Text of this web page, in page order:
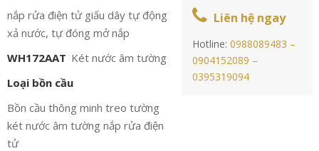
nắp rửa điện tử giấu dây tự động
xả nước, tự đóng mở nắp
WH172AAT Két nước âm tường
Loại bồn cầu
Bồn cầu thông minh treo tường
két nước âm tường nắp rửa điện
tử
Liên hệ ngay
Hotline:0988089483 –
0904152089 –
0395319094